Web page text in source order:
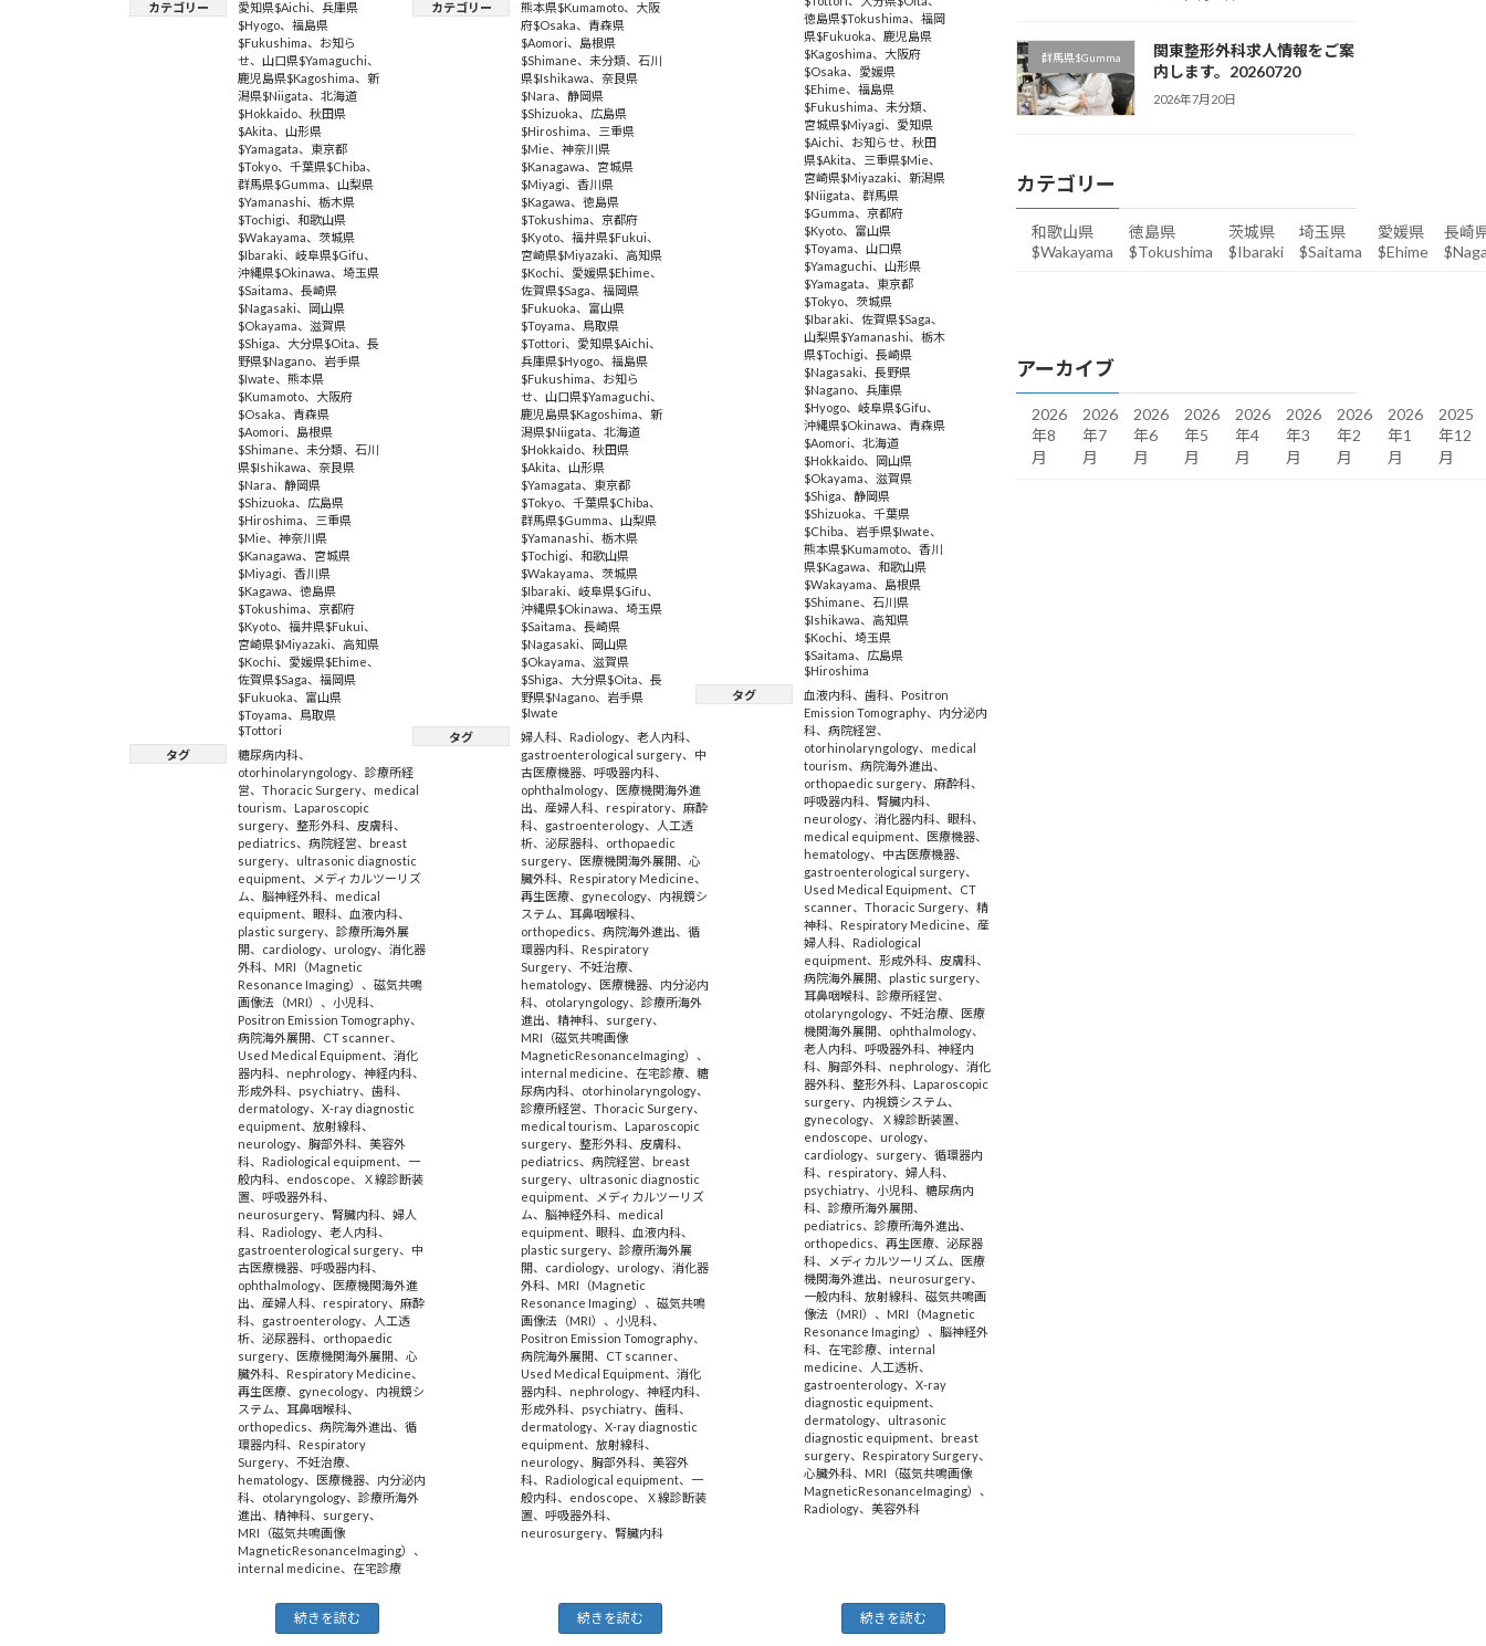
カテゴリー 愛知県$Aichi、 兵庫県
$Hyogo、 福島県
$Fukushima、 お知ら
せ、 山口県$Yamaguchi、
鹿児島県$Kagoshima、 新
潟県$Niigata、 北海道
$Hokkaido、 秋田県
$Akita、 山形県
$Yamagata、 東京都
$Tokyo、 千葉県$Chiba、
群馬県$Gumma、 山梨県
$Yamanashi、 栃木県
$Tochigi、 和歌山県
$Wakayama、 茨城県
$Ibaraki、 岐阜県$Gifu、
沖縄県$Okinawa、 埼玉県
$Saitama、 長崎県
$Nagasaki、 岡山県
$Okayama、 滋賀県
$Shiga、 大分県$Oita、 長
野県$Nagano、 岩手県
$Iwate、 熊本県
$Kumamoto、 大阪府
$Osaka、 青森県
$Aomori、 島根県
$Shimane、 未分類、 石川
県$Ishikawa、 奈良県
$Nara、 静岡県
$Shizuoka、 広島県
$Hiroshima、 三重県
$Mie、 神奈川県
$Kanagawa、 宮城県
$Miyagi、 香川県
$Kagawa、 徳島県
$Tokushima、 京都府
$Kyoto、 福井県$Fukui、
宮崎県$Miyazaki、 高知県
$Kochi、 愛媛県$Ehime、
佐賀県$Saga、 福岡県
$Fukuoka、 富山県
$Toyama、 鳥取県
$Tottori
タグ
糖尿病内科、
otorhinolaryngology、 診療所経
営、 Thoracic Surgery、 medical
tourism、 Laparoscopic
surgery、 整形外科、 皮膚科、
pediatrics、 病院経営、
breast
surgery、 ultrasonic diagnostic
equipment、
メディカルツーリズ
ム、 脳神経外科、 medical
equipment、 眼科、 血液内科、
plastic surgery、 診療所海外展
開、 cardiology、 urology、 消化器
外科、 MRI（Magnetic
Resonance Imaging） 、 磁気共鳴
画像法（MRI） 、 小児科、
Positron Emission Tomography、
病院海外展開、 CT scanner、
Used Medical Equipment、 消化
器内科、 nephrology、 神経内科、
形成外科、 psychiatry、 歯科、
dermatology、 X-ray diagnostic
equipment、 放射線科、
neurology、 胸部外科、 美容外
科、 Radiological equipment、 一
般内科、 endoscope、
Ｘ線診断装
置、 呼吸器外科、
neurosurgery、 腎臓内科、 婦人
科、 Radiology、 老人内科、
gastroenterological surgery、 中
古医療機器、 呼吸器内科、
ophthalmology、 医療機関海外進
出、 産婦人科、 respiratory、 麻酔
科、 gastroenterology、
人工透
析、 泌尿器科、 orthopaedic
surgery、 医療機関海外展開、 心
臓外科、 Respiratory Medicine、
再生医療、 gynecology、 内視鏡シ
ステム、 耳鼻咽喉科、
orthopedics、 病院海外進出、 循
環器内科、 Respiratory
Surgery、 不妊治療、
hematology、 医療機器、 内分泌内
科、 otolaryngology、 診療所海外
進出、 精神科、 surgery、
MRI（磁気共鳴画像
MagneticResonanceImaging） 、
internal medicine、 在宅診療
続きを読む
カテゴリー 熊本県$Kumamoto、 大阪
府$Osaka、青森県
$Aomori、 島根県
$Shimane、未分類、石川
県$Ishikawa、奈良県
$Nara、静岡県
$Shizuoka、 広島県
$Hiroshima、 三重県
$Mie、神奈川県
$Kanagawa、 宮城県
$Miyagi、香川県
$Kagawa、徳島県
$Tokushima、京都府
$Kyoto、福井県$Fukui、
宮崎県$Miyazaki、高知県
$Kochi、 愛媛県$Ehime、
佐賀県$Saga、福岡県
$Fukuoka、 富山県
$Toyama、 鳥取県
$Tottori、 愛知県$Aichi、
兵庫県$Hyogo、福島県
$Fukushima、 お知ら
せ、山口県$Yamaguchi、
鹿児島県$Kagoshima、新
潟県$Niigata、北海道
$Hokkaido、秋田県
$Akita、山形県
$Yamagata、 東京都
$Tokyo、千葉県$Chiba、
群馬県$Gumma、山梨県
$Yamanashi、栃木県
$Tochigi、和歌山県
$Wakayama、 茨城県
$Ibaraki、岐阜県$Gifu、
沖縄県$Okinawa、埼玉県
$Saitama、長崎県
$Nagasaki、 岡山県
$Okayama、滋賀県
$Shiga、 大分県$Oita、長
野県$Nagano、 岩手県
$Iwate
タグ
婦人科、 Radiology、老人内科、
gastroenterological surgery、 中
古医療機器、呼吸器内科、
ophthalmology、 医療機関海外進
出、産婦人科、 respiratory、麻酔
科、 gastroenterology、
人工透
析、泌尿器科、 orthopaedic
surgery、 医療機関海外展開、心
臓外科、 Respiratory Medicine、
再生医療、 gynecology、 内視鏡シ
ステム、 耳鼻咽喉科、
orthopedics、病院海外進出、循
環器内科、 Respiratory
Surgery、不妊治療、
hematology、 医療機器、 内分泌内
科、 otolaryngology、診療所海外
進出、精神科、 surgery、
MRI（磁気共鳴画像
MagneticResonanceImaging）、
internal medicine、 在宅診療、糖
尿病内科、 otorhinolaryngology、
診療所経営、Thoracic Surgery、
medical tourism、 Laparoscopic
surgery、整形外科、 皮膚科、
pediatrics、病院経営、
breast
surgery、 ultrasonic diagnostic
equipment、
メディカルツーリズ
ム、脳神経外科、 medical
equipment、 眼科、 血液内科、
plastic surgery、診療所海外展
開、 cardiology、 urology、消化器
外科、 MRI（Magnetic
Resonance Imaging）、磁気共鳴
画像法（MRI）、小児科、
Positron Emission Tomography、
病院海外展開、 CT scanner、
Used Medical Equipment、消化
器内科、 nephrology、神経内科、
形成外科、 psychiatry、歯科、
dermatology、X-ray diagnostic
equipment、放射線科、
neurology、胸部外科、美容外
科、 Radiological equipment、 一
般内科、 endoscope、
Ｘ線診断装
置、呼吸器外科、
neurosurgery、腎臓内科
続きを読む
徳島県$Tokushima、福岡
県$Fukuoka、鹿児島県
$Kagoshima、 大阪府
$Osaka、 愛媛県
$Ehime、福島県
$Fukushima、未分類、
宮城県$Miyagi、 愛知県
$Aichi、 お知らせ、秋田
県$Akita、 三重県$Mie、
宮崎県$Miyazaki、新潟県
$Niigata、群馬県
$Gumma、京都府
$Kyoto、 富山県
$Toyama、山口県
$Yamaguchi、山形県
$Yamagata、 東京都
$Tokyo、 茨城県
$Ibaraki、佐賀県$Saga、
山梨県$Yamanashi、栃木
県$Tochigi、長崎県
$Nagasaki、長野県
$Nagano、兵庫県
$Hyogo、岐阜県$Gifu、
沖縄県$Okinawa、青森県
$Aomori、北海道
$Hokkaido、 岡山県
$Okayama、滋賀県
$Shiga、静岡県
$Shizuoka、千葉県
$Chiba、 岩手県$Iwate、
熊本県$Kumamoto、香川
県$Kagawa、和歌山県
$Wakayama、 島根県
$Shimane、石川県
$Ishikawa、高知県
$Kochi、埼玉県
$Saitama、 広島県
$Hiroshima
タグ
血液内科、歯科、 Positron
Emission Tomography、 内分泌内
科、病院経営、
otorhinolaryngology、 medical
tourism、病院海外進出、
orthopaedic surgery、麻酔科、
呼吸器内科、腎臓内科、
neurology、消化器内科、 眼科、
medical equipment、 医療機器、
hematology、 中古医療機器、
gastroenterological surgery、
Used Medical Equipment、 CT
scanner、Thoracic Surgery、精
神科、 Respiratory Medicine、産
婦人科、 Radiological
equipment、形成外科、 皮膚科、
病院海外展開、 plastic surgery、
耳鼻咽喉科、診療所経営、
otolaryngology、不妊治療、 医療
機関海外展開、 ophthalmology、
老人内科、呼吸器外科、神経内
科、胸部外科、 nephrology、消化
器外科、整形外科、 Laparoscopic
surgery、 内視鏡システム、
gynecology、 Ｘ線診断装置、
endoscope、 urology、
cardiology、 surgery、循環器内
科、 respiratory、婦人科、
psychiatry、小児科、糖尿病内
科、診療所海外展開、
pediatrics、診療所海外進出、
orthopedics、再生医療、泌尿器
科、 メディカルツーリズム、 医療
機関海外進出、 neurosurgery、
一般内科、放射線科、磁気共鳴画
像法（MRI）、 MRI（Magnetic
Resonance Imaging）、脳神経外
科、 在宅診療、internal
medicine、 人工透析、
gastroenterology、X-ray
diagnostic equipment、
dermatology、 ultrasonic
diagnostic equipment、
breast
surgery、 Respiratory Surgery、
心臓外科、 MRI（磁気共鳴画像
MagneticResonanceImaging）、
Radiology、美容外科
続きを読む
群馬県$Gumma
関東整形外科求人情報をご案
内します。20260720
2026年7月20日
カテゴリー
和歌山県
$Wakayama
徳島県
$Tokushima
茨城県
$Ibaraki
埼玉県
$Saitama
愛媛県
$Ehime
長崎
アーカイブ
2026
年8
月
2026
年7
月
2026
年6
月
2026
年5
月
2026
年4
月
2026
年3
月
2026
年2
月
2026
年1
月
2025
年12
月